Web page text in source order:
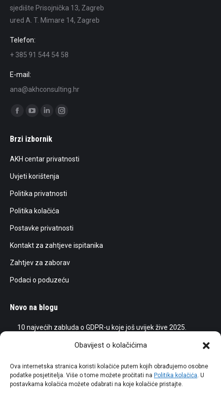
Obavijest o kolačićima
Ova internetska stranica koristi kolačiće putem kojih obrađujemo osobne
podatke posjetitelja. Više o tome možete pročitati na Politika kolačića. U
postavkama kolačića možete odabrati na koje kolačiće pristajte.
sjedište Prisojnička 13, Zagreb
ured A. T. Mimare 14, Zagreb
Telefon:
+ 385 91 544 54 58
E-mail:
ana@akhconsulting.hr
Find us on:
Facebook
opens
in
window
YouTube
opens
in
window
Linkedin
opens
window
Instagram
in
Brzi izbornik
AKH centar privatnosti
Uvjeti korištenja
Politika privatnosti
Politika kolačića
Postavke privatnosti
Kontakt za zahtjeve ispitanika
Zahtjev za zaborav
Podaci o poduzeću
Novo na blogu
10 najvećih zabluda o GDPR-u koje još uvijek žive 2025.
Umjetna inteligencija (AI) i GDPR
15/03/2024